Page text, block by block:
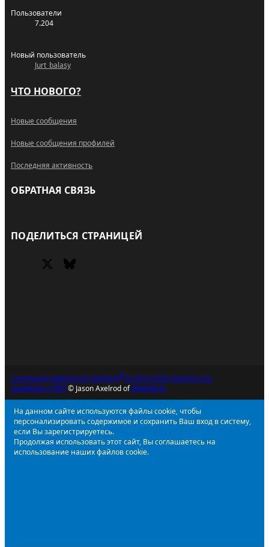
Пользователи
7.204
Новый пользователь
Jurt_balasy
ЧТО НОВОГО?
Новые сообщения
Новые сообщения профилей
Последняя активность
ОБРАТНАЯ СВЯЗЬ
ПОДЕЛИТЬСЯ СТРАНИЦЕЙ
X (Twitter)Bluesky
Community platform by XenForo® © 2010-2026 XenForo Ltd.
XenMedio 2 PRO© Jason Axelrod of8WAYRUN
На данном сайте используются файлы cookie, чтобы
персонализировать содержимое и сохранить Ваш вход в систему,
если Вы зарегистрируетесь.
Продолжая использовать этот сайт, Вы соглашаетесь на
использование наших файлов cookie.